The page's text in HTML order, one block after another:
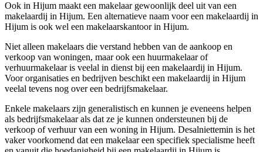
Ook in Hijum maakt een makelaar gewoonlijk deel uit van een
makelaardij in Hijum. Een alternatieve naam voor een makelaardij in
Hijum is ook wel een makelaarskantoor in Hijum.
Niet alleen makelaars die verstand hebben van de aankoop en
verkoop van woningen, maar ook een huurmakelaar of
verhuurmakelaar is veelal in dienst bij een makelaardij in Hijum.
Voor organisaties en bedrijven beschikt een makelaardij in Hijum
veelal tevens nog over een bedrijfsmakelaar.
Enkele makelaars zijn generalistisch en kunnen je eveneens helpen
als bedrijfsmakelaar als dat ze je kunnen ondersteunen bij de
verkoop of verhuur van een woning in Hijum. Desalniettemin is het
vaker voorkomend dat een makelaar een specifiek specialisme heeft